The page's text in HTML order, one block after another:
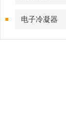
电子冷凝器